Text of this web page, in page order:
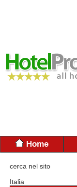
Home
cerca nel sito
Italia